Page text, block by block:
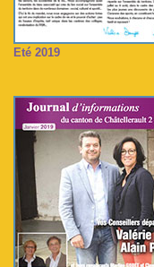
Eté 2019